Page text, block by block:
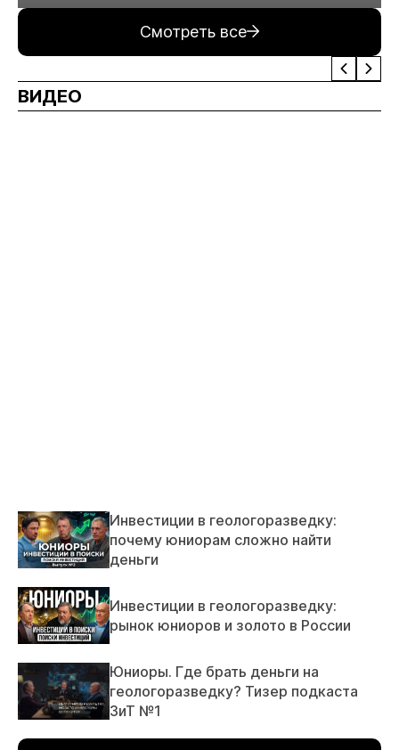
Смотреть все
ВИДЕО
Инвестиции в геологоразведку:
почему юниорам сложно найти
деньги
Инвестиции в геологоразведку:
рынок юниоров и золото в России
Юниоры. Где брать деньги на
геологоразведку? Тизер подкаста
ЗиТ №1